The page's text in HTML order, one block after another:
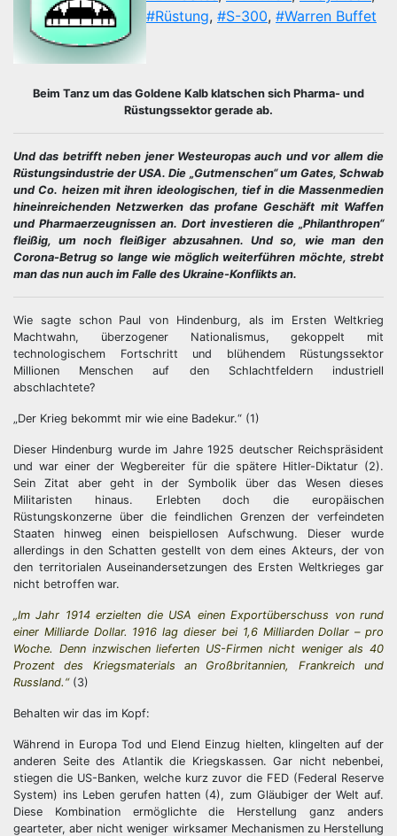
#Rüstung, #S-300, #Warren Buffet
Beim Tanz um das Goldene Kalb klatschen sich Pharma- und
Rüstungssektor gerade ab.
Und das betrifft neben jener Westeuropas auch und vor allem die
Rüstungsindustrie der USA. Die „Gutmenschen“ um Gates, Schwab
und Co. heizen mit ihren ideologischen, tief in die Massenmedien
hineinreichenden Netzwerken das profane Geschäft mit Waffen
und Pharmaerzeugnissen an. Dort investieren die „Philanthropen“
fleißig, um noch fleißiger abzusahnen. Und so, wie man den
Corona-Betrug so lange wie möglich weiterführen möchte, strebt
man das nun auch im Falle des Ukraine-Konflikts an.
Wie sagte schon Paul von Hindenburg, als im Ersten Weltkrieg
Machtwahn, überzogener Nationalismus, gekoppelt mit
technologischem Fortschritt und blühendem Rüstungssektor
Millionen Menschen auf den Schlachtfeldern industriell
abschlachtete?
„Der Krieg bekommt mir wie eine Badekur.“ (1)
Dieser Hindenburg wurde im Jahre 1925 deutscher Reichspräsident
und war einer der Wegbereiter für die spätere Hitler-Diktatur (2).
Sein Zitat aber geht in der Symbolik über das Wesen dieses
Militaristen hinaus. Erlebten doch die europäischen
Rüstungskonzerne über die feindlichen Grenzen der verfeindeten
Staaten hinweg einen beispiellosen Aufschwung. Dieser wurde
allerdings in den Schatten gestellt von dem eines Akteurs, der von
den territorialen Auseinandersetzungen des Ersten Weltkrieges gar
nicht betroffen war.
„Im Jahr 1914 erzielten die USA einen Exportüberschuss von rund
einer Milliarde Dollar. 1916 lag dieser bei 1,6 Milliarden Dollar – pro
Woche. Denn inzwischen lieferten US-Firmen nicht weniger als 40
Prozent des Kriegsmaterials an Großbritannien, Frankreich und
Russland.“(3)
Behalten wir das im Kopf:
Während in Europa Tod und Elend Einzug hielten, klingelten auf der
anderen Seite des Atlantik die Kriegskassen. Gar nicht nebenbei,
stiegen die US-Banken, welche kurz zuvor die FED (Federal Reserve
System) ins Leben gerufen hatten (4), zum Gläubiger der Welt auf.
Diese Kombination ermöglichte die Herstellung ganz anders
gearteter, aber nicht weniger wirksamer Mechanismen zu Herstellung